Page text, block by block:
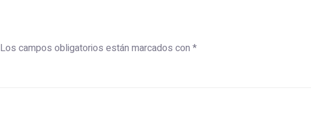
Los campos obligatorios están marcados con *